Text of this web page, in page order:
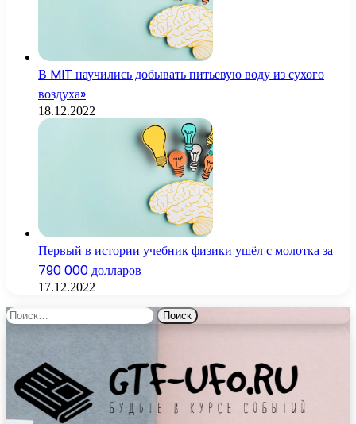
В MIT научились добывать питьевую воду из сухого
воздуха»
18.12.2022
Первый в истории учебник физики ушёл с молотка за
790 000 долларов
17.12.2022
Найти: